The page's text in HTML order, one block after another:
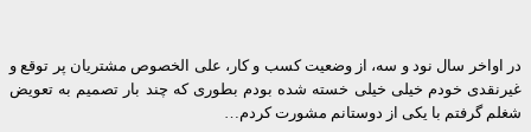
سال نود و سه، از وضعیت کسب و کار، علی الخصوص مشتریان پر توقع و
خودم خیلی خیلی خسته شده بودم بطوری که چند بار تصمیم به تعویض
گرفتم با یکی از دوستانم مشورت کردم…